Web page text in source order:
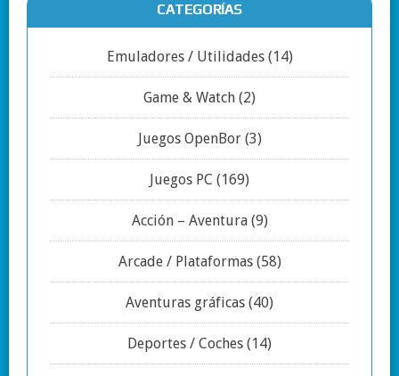
CATEGORÍAS
Emuladores / Utilidades(14)
Game & Watch (2)
Juegos OpenBor(3)
Juegos PC (169)
Acción – Aventura(9)
Arcade / Plataformas(58)
Aventuras gráficas (40)
Deportes / Coches (14)